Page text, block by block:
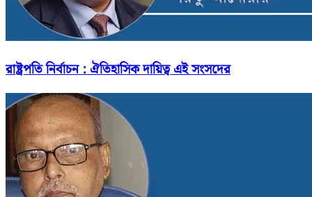
রাষ্ট্রপতি নির্বাচন : ঐতিহাসিক দায়িত্ব এই সংসদের